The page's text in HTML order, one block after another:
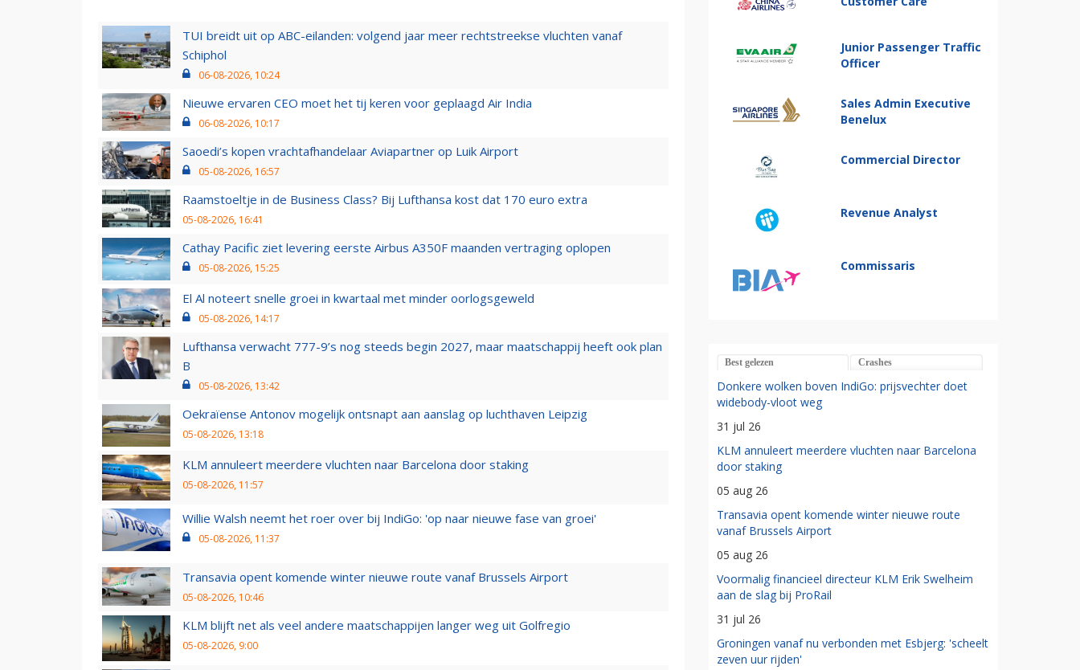
TUI breidt uit op ABC-eilanden: volgend jaar meer rechtstreekse vluchten vanaf
Schiphol
06-08-2026, 10:24
Nieuwe ervaren CEO moet het tij keren voor geplaagd Air India
06-08-2026, 10:17
Saoedi’s kopen vrachtafhandelaar Aviapartner op Luik Airport
05-08-2026, 16:57
Raamstoeltje in de Business Class? Bij Lufthansa kost dat 170 euro extra
05-08-2026, 16:41
Cathay Pacific ziet levering eerste Airbus A350F maanden vertraging oplopen
05-08-2026, 15:25
El Al noteert snelle groei in kwartaal met minder oorlogsgeweld
05-08-2026, 14:17
Lufthansa verwacht 777-9’s nog steeds begin 2027, maar maatschappij heeft ook plan
B
05-08-2026, 13:42
Oekraïense Antonov mogelijk ontsnapt aan aanslag op luchthaven Leipzig
05-08-2026, 13:18
KLM annuleert meerdere vluchten naar Barcelona door staking
05-08-2026, 11:57
Willie Walsh neemt het roer over bij IndiGo: 'op naar nieuwe fase van groei'
05-08-2026, 11:37
Transavia opent komende winter nieuwe route vanaf Brussels Airport
05-08-2026, 10:46
KLM blijft net als veel andere maatschappijen langer weg uit Golfregio
05-08-2026, 9:00
Junior Passenger Traffic
Officer
Sales Admin Executive
Benelux
Commercial Director
Revenue Analyst
Commissaris
Best gelezen Crashes
Donkere wolken boven IndiGo: prijsvechter doet
widebody-vloot weg
31 jul 26
KLM annuleert meerdere vluchten naar Barcelona
door staking
05 aug 26
Transavia opent komende winter nieuwe route
vanaf Brussels Airport
05 aug 26
Voormalig financieel directeur KLM Erik Swelheim
aan de slag bij ProRail
31 jul 26
Groningen vanaf nu verbonden met Esbjerg: 'scheelt
zeven uur rijden'